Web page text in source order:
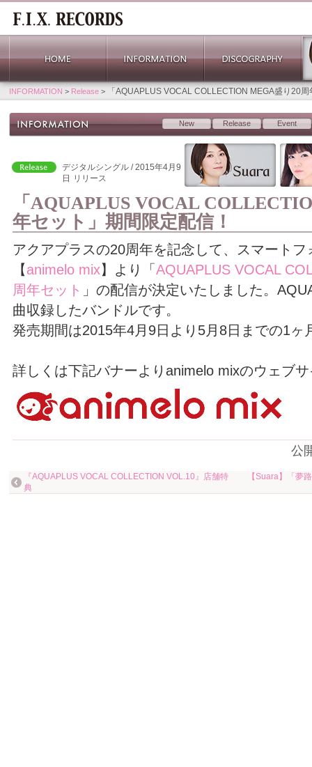
INFORMATION > Release > 「AQUAPLUS VOCAL COLLECTION MEGA盛り20
New Release Event
デジタルシングル / 2015年4月9
日
リリース
「AQUAPLUS VOCAL
年セット」期間限定配信！
アクアプラスの20周年を記念して、スマート
【animelo mix】より「 AQUAPLUS VOCAL
周年セット 」の配信が決定いたしました。
曲収録したバンドルです。
発売期間は2015年4月9日より5月8日までの1ヶ
詳しくは下記バナーよりanimelo mixのウェブ
公
『AQUAPLUS VOCAL COLLECTION VOL.10』店舗特
典
【Suara】「夢